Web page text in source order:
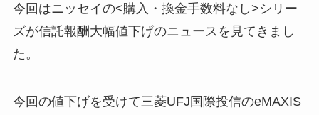
今回はニッセイの<購入・換金手数料なし>シリー
ズが信託報酬大幅値下げのニュースを見てきまし
た。
今回の値下げを受けて三菱UFJ国際投信のeMAXIS